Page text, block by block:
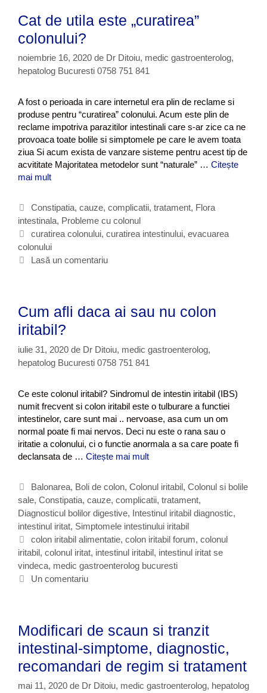
t
s
a
a
r
a
b
n
a
Cat de utila este „curatirea”
colonului?
noiembrie 16, 2020 de Dr Ditoiu, medic gastroenterolog,
hepatolog Bucuresti 0758 751 841
A fost o perioada in care internetul era plin de reclame si
produse pentru “curatirea” colonului. Acum este plin de
reclame impotriva parazitilor intestinali care s-ar zice ca ne
provoaca toate bolile si simptomele pe care le avem toata
ziua Si acum exista de vanzare sisteme pentru acest tip de
acvititate Majoritatea metodelor sunt “naturale” … Citește
mai mult
e
u
t
s
t
„
c
r
a
t
r
e
c
o
l
o
n
u
u
C
a
t
e
g
Constipatia, cauze, complicatii, tratament, Flora
intestinala, Probleme cu colonul
E
t
i
e
curatirea colonului, curatirea intestinului, evacuarea
colonului
Lasă un comentariu
Cum afli daca ai sau nu colon
iritabil?
iulie 31, 2020 de Dr Ditoiu, medic gastroenterolog,
hepatolog Bucuresti 0758 751 841
Ce este colonul iritabil? Sindromul de intestin iritabil (IBS)
numit frecvent si colon iritabil este o tulburare a functiei
intestinelor, care sunt mai .. nervoase, asa cum un om
normal poate fi mai nervos. Deci nu este o rana sau o
iritatie a colonului, ci o functie anormala a sa care poate fi
declansata de … Citește mai mult
f
l
i
d
a
c
a
n
u
c
C
a
t
e
g
o
r
i
Balonarea, Boli de colon, Colonul iritabil, Colonul si bolile
sale, Constipatia, cauze, complicatii, tratament,
Diagnosticul bolilor digestive, Intestinul iritabil diagnostic,
intestinul iritat, Simptomele intestinului iritabil
E
t
i
c
e
colon iritabil alimentatie, colon iritabil forum, colonul
iritabil, colonul iritat, intestinul iritabil, intestinul iritat se
vindeca, medic gastroenterolog bucuresti
Un comentariu
Modificari de scaun si tranzit
intestinal-simptome, diagnostic,
recomandari de regim si tratament
mai 11, 2020 de Dr Ditoiu, medic gastroenterolog, hepatolog